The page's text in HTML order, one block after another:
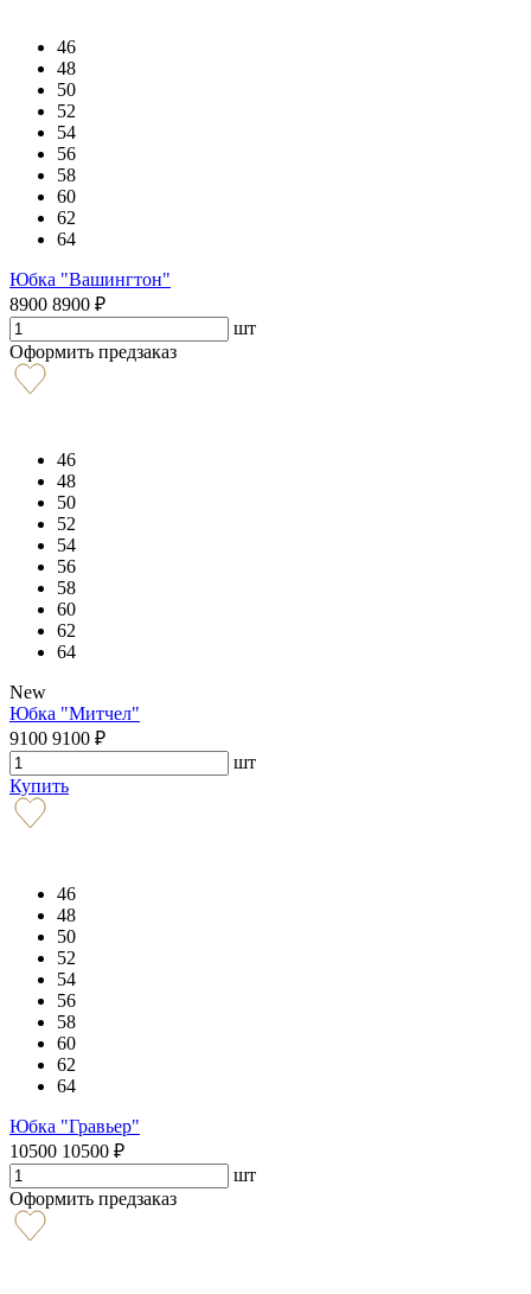
46
48
50
52
54
56
58
60
62
64
Юбка "Вашингтон"
8900 8900 ₽
шт
Оформить предзаказ
46
48
50
52
54
56
58
60
62
64
New
Юбка "Митчел"
9100 9100 ₽
шт
Купить
46
48
50
52
54
56
58
60
62
64
Юбка "Гравьер"
10500 10500 ₽
шт
Оформить предзаказ